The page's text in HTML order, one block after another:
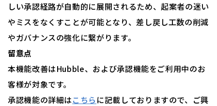
しい承認経路が自動的に展開されるため、起案者の迷い
やミスをなくすことが可能となり、差し戻し工数の削減
やガバナンスの強化に繋がります。
留意点
本機能改善はHubble、および承認機能をご利用中のお
客様が対象です。
承認機能の詳細はこちら に記載しておりますので、ご興